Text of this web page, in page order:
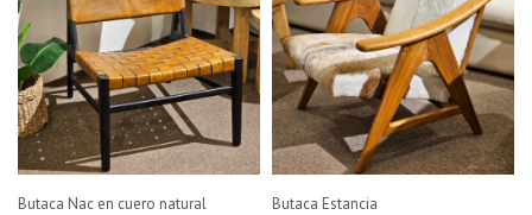
Butaca Nac en cuero natural
Butaca Estancia